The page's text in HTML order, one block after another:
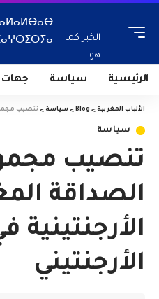
الخبر كما
هو...
الرئيسية سياسة جهات
الألباب المغربية >
Blog
> سياسة > تنصيب
سياسة
تنصيب
الصداقة
الأرجنتيني